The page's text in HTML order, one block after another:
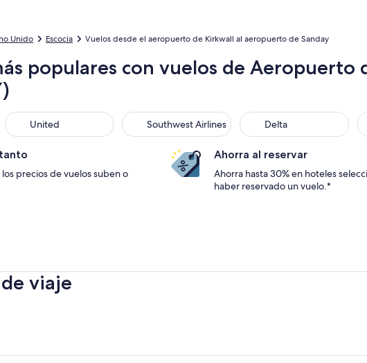
Unido Escocia Vuelos desde el aeropuerto de Kirkwall al aeropuerto de Sanday
populares con vuelos de
United
United Southwest Airlines
Southwest Airlines Delta
Delta
los precios de vuelos suben o
Ahorra al reservar
Ahorra hasta 30% en hoteles
haber reservado un vuelo.*
viaje